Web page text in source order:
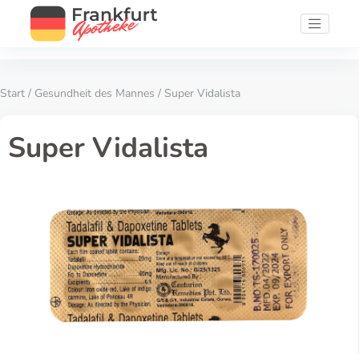
Start / Gesundheit des Mannes / Super Vidalista
Super Vidalista